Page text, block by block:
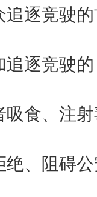
逐竞驶的
逐竞驶
食、注射
、阻碍公